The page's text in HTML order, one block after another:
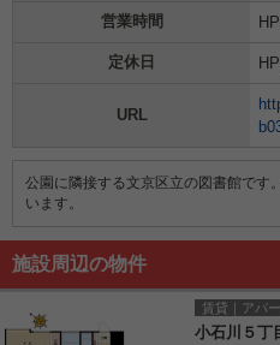
営業時間
定休日
URL
公園に隣接する文京区立の図書館です
います。
施設周辺の物件
賃貸｜アパ
小石川５丁